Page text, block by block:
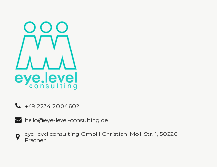
+49 2234 2004602
hello@eye-level-consulting.de
eye-level consulting GmbH Christian-Moll-Str. 1, 50226
Frechen